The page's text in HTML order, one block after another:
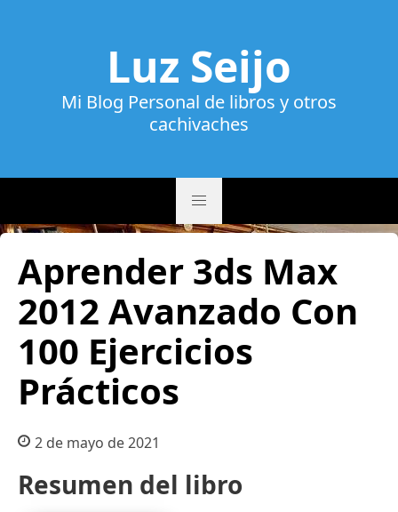
Luz Seijo
Mi Blog Personal de libros y otros
cachivaches
Aprender 3ds Max
2012 Avanzado Con
100 Ejercicios
Prácticos
2 de mayo de 2021
Resumen del libro